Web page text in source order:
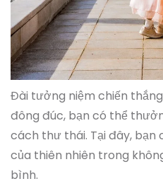
Đài tưởng niệm chiến
đông đúc, bạn có thể
cách thư thái. Tại đây, bạn
của thiên nhiên trong
bình.